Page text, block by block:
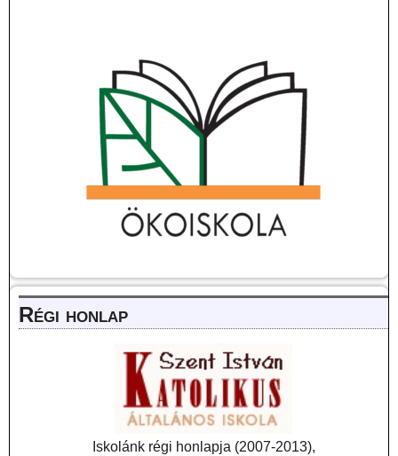
Régi honlap
Iskolánk régi honlapja (2007-2013),